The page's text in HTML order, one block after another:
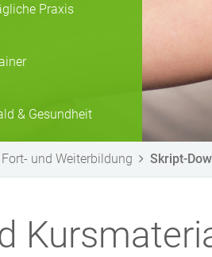
Praxis
& Gesundheit
Fort- und Weiterbildung Skript-